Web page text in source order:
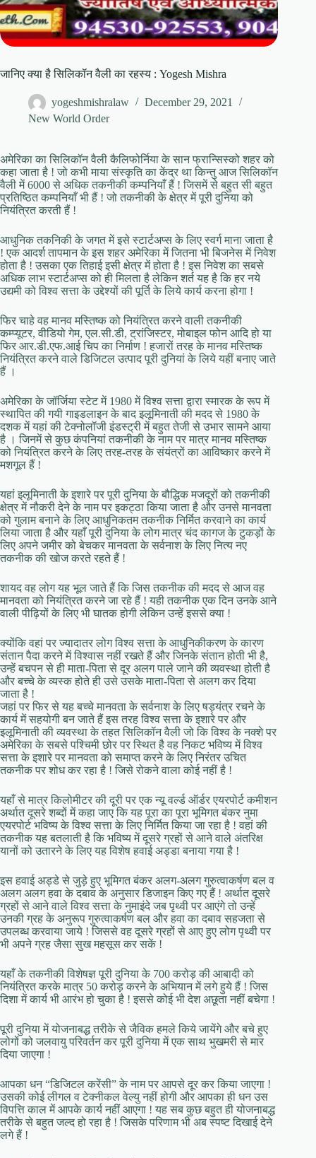
जानिए क्या है सिलिकॉन वैली का रहस्य : Yogesh Mishra
yogeshmishralaw
December 29, 2021
New World Order
अमेरिका का सिलिकॉन वैली कैलिफोर्निया के सान फ्रान्सिस्को शहर को
कहा जाता है ! जो कभी माया संस्कृति का केंद्र था किन्तु आज सिलिकॉन
वैली में 6000 से अधिक तकनीकी कम्पनियाँ हैं ! जिसमें से बहुत सी बहुत
प्रतिष्ठित कम्पनियाँ भी हैं ! जो तकनीकी के क्षेत्र में पूरी दुनिया को
नियंत्रित करती हैं !
आधुनिक तकनिकी के जगत में इसे स्टार्टअप्स के लिए स्वर्ग माना जाता है
! एक आदर्श तापमान के इस शहर अमेरिका में जितना भी बिजनेस में निवेश
होता है ! उसका एक तिहाई इसी क्षेत्र में होता है ! इस निवेश का सबसे
अधिक लाभ स्टार्टअप्स को ही मिलता है लेकिन शर्त यह है कि हर नये
उद्यमी को विश्व सत्ता के उद्देश्यों की पूर्ति के लिये कार्य करना होगा !
फिर चाहे वह मानव मस्तिष्क को नियंत्रित करने वाली तकनीकी
कम्प्यूटर, वीडियो गेम, एल.सी.डी, ट्रांजिस्टर, मोबाइल फोन आदि हो या
फिर आर.डी.एफ.आई चिप का निर्माण ! हजारों तरह के मानव मस्तिष्क
नियंत्रित करने वाले डिजिटल उत्पाद पूरी दुनियां के लिये यहीं बनाए जाते
हैं ।
अमेरिका के जॉर्जिया स्टेट में 1980 में विश्व सत्ता द्वारा स्मारक के रूप में
स्थापित की गयी गाइडलाइन के बाद इलूमिनाती की मदद से 1980 के
दशक में यहां की टेक्नोलॉजी इंडस्ट्री में बहुत तेजी से उभार सामने आया
है । जिनमें से कुछ कंपनियां तकनीकी के नाम पर मात्र मानव मस्तिष्क
को नियंत्रित करने के लिए तरह-तरह के संयंत्रों का आविष्कार करने में
मशगूल हैं !
यहां इलूमिनाती के इशारे पर पूरी दुनिया के बौद्धिक मजदूरों को तकनीकी
क्षेत्र में नौकरी देने के नाम पर इकट्ठा किया जाता है और उनसे मानवता
को गुलाम बनाने के लिए आधुनिकतम तकनीक निर्मित करवाने का कार्य
लिया जाता है और यहाँ पूरी दुनिया के लोग मात्र चंद कागज के टुकड़ों के
लिए अपने जमीर को बेचकर मानवता के सर्वनाश के लिए नित्य नए
तकनीक की खोज करते रहते हैं !
शायद वह लोग यह भूल जाते हैं कि जिस तकनीक की मदद से आज वह
मानवता को नियंत्रित करने जा रहे हैं ! यही तकनीक एक दिन उनके आने
वाली पीढ़ियों के लिए भी घातक होगी लेकिन उन्हें इससे क्या !
क्योंकि वहां पर ज्यादातर लोग विश्व सत्ता के आधुनिकीकरण के कारण
संतान पैदा करने में विश्वास नहीं रखते हैं और जिनके संतान होती भी है,
उन्हें बचपन से ही माता-पिता से दूर अलग पाले जाने की व्यवस्था होती है
और बच्चे के व्यस्क होते ही उसे उसके माता-पिता से अलग कर दिया
जाता है !
जहां पर फिर से यह बच्चे मानवता के सर्वनाश के लिए षड्यंत्र रचने के
कार्य में सहयोगी बन जाते हैं इस तरह विश्व सत्ता के इशारे पर और
इलूमिनाती की व्यवस्था के तहत सिलिकॉन वैली जो कि विश्व के नक्शे पर
अमेरिका के सबसे पश्चिमी छोर पर स्थित है वह निकट भविष्य में विश्व
सत्ता के इशारे पर मानवता को समाप्त करने के लिए निरंतर उचित
तकनीक पर शोध कर रहा है ! जिसे रोकने वाला कोई नहीं है !
यहाँ से मात्र किलोमीटर की दूरी पर एक न्यू वर्ल्ड ऑर्डर एयरपोर्ट कमीशन
अर्थात दूसरे शब्दों में कहा जाए कि यह पूरा का पूरा भूमिगत बंकर नुमा
एयरपोर्ट भविष्य के विश्व सत्ता के लिए निर्मित किया जा रहा है ! वहां की
तकनीक यह बतलाती है कि भविष्य में दूसरे ग्रहों से आने वाले अंतरिक्ष
यानों को उतारने के लिए यह विशेष हवाई अड्डा बनाया गया है !
इस हवाई अड्डे से जुड़े हुए भूमिगत बंकर अलग-अलग गुरुत्वाकर्षण बल व
अलग अलग हवा के दबाव के अनुसार डिजाइन किए गए हैं ! अर्थात दूसरे
ग्रहों से आने वाले विश्व सत्ता के नुमाइंदे जब पृथ्वी पर आएंगे तो उन्हें
उनकी ग्रह के अनुरूप गुरुत्वाकर्षण बल और हवा का दबाव सहजता से
उपलब्ध करवाया जाये ! जिससे वह दूसरे ग्रहों से आए हुए लोग पृथ्वी पर
भी अपने ग्रह जैसा सुख महसूस कर सकें !
यहाँ के तकनीकी विशेषज्ञ पूरी दुनिया के 700 करोड़ की आबादी को
नियंत्रित करके मात्र 50 करोड़ करने के अभियान में लगे हुये हैं ! जिस
दिशा में कार्य भी आरंभ हो चुका है ! इससे कोई भी देश अछूता नहीं बचेगा !
पूरी दुनिया में योजनाबद्ध तरीके से जैविक हमले किये जायेंगे और बचे हुए
लोगों को जलवायु परिवर्तन कर पूरी दुनिया में एक साथ भुखमरी से मार
दिया जाएगा !
आपका धन “डिजिटल करेंसी” के नाम पर आपसे दूर कर किया जाएगा !
उसकी कोई लीगल व टेक्नीकल वेल्यु नहीं होगी और आपका ही धन उस
विपत्ति काल में आपके कार्य नहीं आएगा ! यह सब कुछ बहुत ही योजनाबद्ध
तरीके से बहुत जल्द हो रहा है ! जिसके परिणाम भी अब स्पष्ट दिखाई देने
लगे हैं !